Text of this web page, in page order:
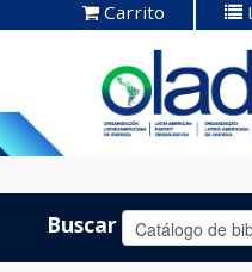
-
Carrito
Buscar